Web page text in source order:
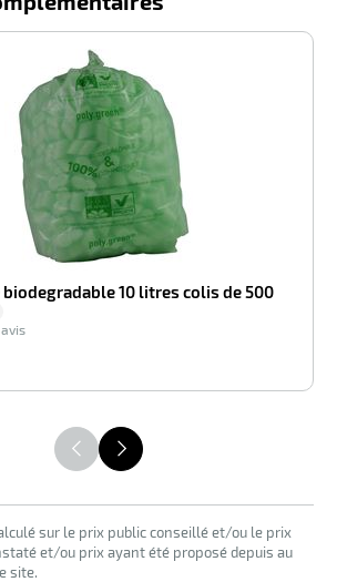
10 litres colis de 500
avis
HT
sur le prix public conseillé et/ou le prix
et/ou prix ayant été proposé depuis au
site.